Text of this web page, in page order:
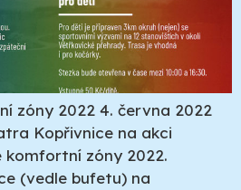
zóny 2022 4. června 2022
Kopřivnice na akci
komfortní zóny 2022.
(vedle bufetu) na